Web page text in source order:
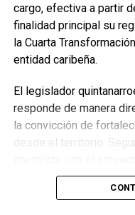
cargo, efectiva a partir
finalidad principal su
la Cuarta
entidad caribeña.
El legislador
responde de manera
la convicción de
desde el territorio.
presidenta de la
asegurando que la